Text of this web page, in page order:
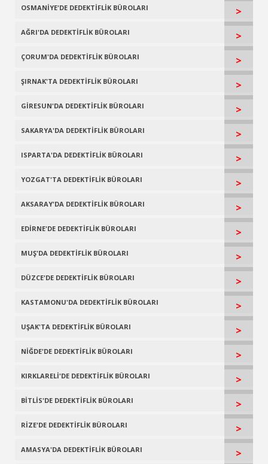
OSMANİYE'DE DEDEKTİFLİK BÜROLARI >
AĞRI'DA DEDEKTİFLİK BÜROLARI >
ÇORUM'DA DEDEKTİFLİK BÜROLARI >
ŞIRNAK'TA DEDEKTİFLİK BÜROLARI >
GİRESUN'DA DEDEKTİFLİK BÜROLARI >
SAKARYA'DA DEDEKTİFLİK BÜROLARI >
ISPARTA'DA DEDEKTİFLİK BÜROLARI >
YOZGAT'TA DEDEKTİFLİK BÜROLARI >
AKSARAY'DA DEDEKTİFLİK BÜROLARI >
EDİRNE'DE DEDEKTİFLİK BÜROLARI >
MUŞ'DA DEDEKTİFLİK BÜROLARI >
DÜZCE'DE DEDEKTİFLİK BÜROLARI >
KASTAMONU'DA DEDEKTİFLİK BÜROLARI >
UŞAK'TA DEDEKTİFLİK BÜROLARI >
NİĞDE'DE DEDEKTİFLİK BÜROLARI >
KIRKLARELİ'DE DEDEKTİFLİK BÜROLARI >
BİTLİS'DE DEDEKTİFLİK BÜROLARI >
RİZE'DE DEDEKTİFLİK BÜROLARI >
AMASYA'DA DEDEKTİFLİK BÜROLARI >